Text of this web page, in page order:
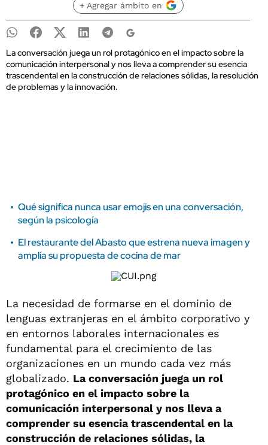
+ Agregar ámbito en
La conversación juega un rol protagónico en el impacto sobre la
comunicación interpersonal y nos lleva a comprender su esencia
trascendental en la construcción de relaciones sólidas, la resolución
de problemas y la innovación.
Qué significa nunca usar emojis en una conversación,
según la psicología
El restaurante del Abasto que estrena nueva imagen y
amplía su propuesta de cocina de mar
La necesidad de formarse en el dominio de
lenguas extranjeras en el ámbito corporativo y
en entornos laborales internacionales es
fundamental para el crecimiento de las
organizaciones en un mundo cada vez más
globalizado. La conversación juega un rol
protagónico en el impacto sobre la
comunicación interpersonal y nos lleva a
comprender su esencia trascendental en la
construcción de relaciones sólidas, la